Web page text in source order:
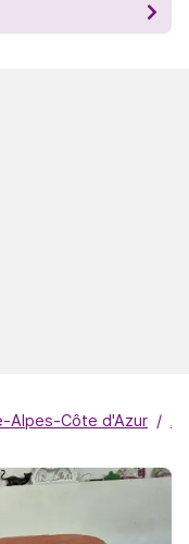
Alpes-Côte d'Azur